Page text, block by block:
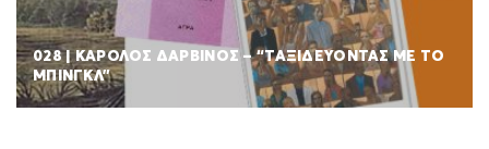
028 | ΚΑΡΟΛΟΣ ΔΑΡΒΙΝΟΣ – “ΤΑΞΙΔΕΥΟΝΤΑΣ ΜΕ ΤΟ
ΜΠΙΝΓΚΛ”